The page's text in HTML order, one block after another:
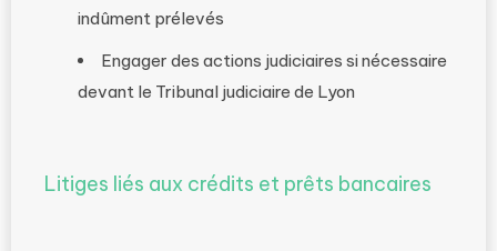
indûment prélevés
Engager des actions judiciaires si nécessaire
devant le Tribunal judiciaire de Lyon
Litiges liés aux crédits et prêts bancaires